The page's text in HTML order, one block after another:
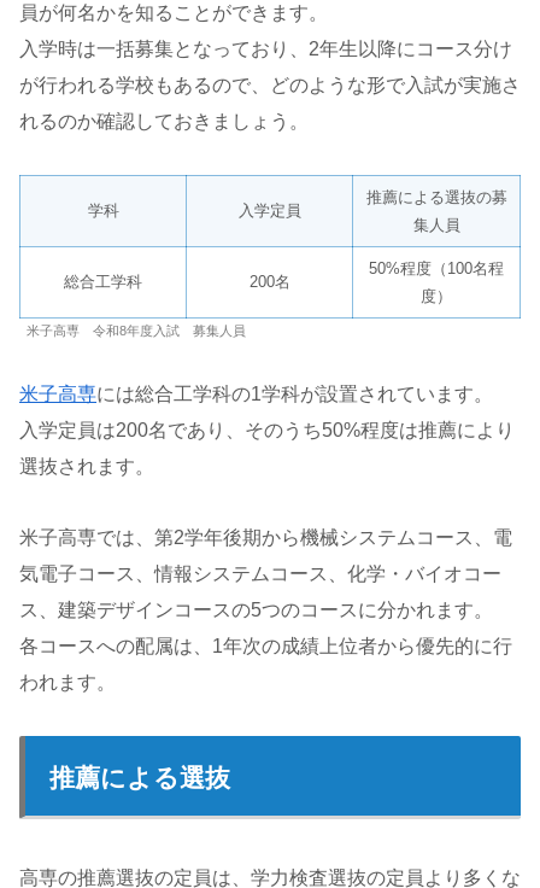
員が何名かを知ることができます。
入学時は一括募集となっており、2年生以降にコース分け
が行われる学校もあるので、どのような形で入試が実施さ
れるのか確認しておきましょう。
学科 入学定員
推薦による選抜の募
集人員
総合工学科 200名
50%程度（100名程
度）
米子高専 令和8年度入試 募集人員
米子高専には総合工学科の1学科が設置されています。
入学定員は200名であり、そのうち50%程度は推薦により
選抜されます。
米子高専では、第2学年後期から機械システムコース、電
気電子コース、情報システムコース、化学・バイオコー
ス、建築デザインコースの5つのコースに分かれます。
各コースへの配属は、1年次の成績上位者から優先的に行
われます。
推薦による選抜
高専の推薦選抜の定員は、学力検査選抜の定員より多くな